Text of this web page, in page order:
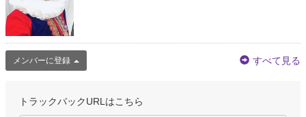
メンバーに登録 すべて見る
トラックバックURLはこちら